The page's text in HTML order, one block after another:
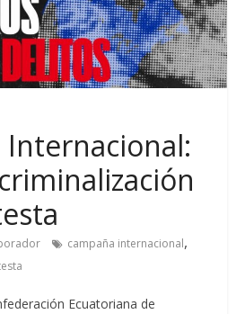
Internacional:
campaña internacional,
Ecuatoriana de